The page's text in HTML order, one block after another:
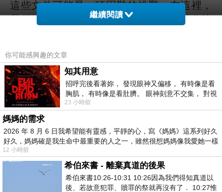
這些文件可能是一項困難的挑戰。在這裡，
我們提供專業且合法的代辦服務，幫助您快
提供的服務項目
我們專注於代辦各類學歷與證照，涵蓋範圍
廣泛，包括但不限於以下項目：
畢業證書：高中、高職、專科、大學、研究
所等各級學歷。
語言檢定：如多益（TOEIC）及其他英語檢
定證書。
專業證照與執照：適用於各行各業的專業資
繼續閱讀
你可能感興趣的文章
知其用意
招呼完後看著妳， 發現眼神又偏移， 有時像是看
胸肌， 有時像是看肚臍。 眼神刻意不交集， 對視
視線不對齊， 讓我很難不
23 小時前
媽媽的需求
2026 年 8 月 6 日我希望能有靈感，平靜的心，寫《媽媽》這系列好久
好久，媽媽確是我生命中最重要的人之一，雖然很想媽媽像我愛她一樣
12 小時前
希伯來書 - 離棄真道的後果
希伯來書10:26-10:31 10:26因為我們得知真道以
後、若故意犯罪、贖罪的祭就再沒有了． 10:27惟